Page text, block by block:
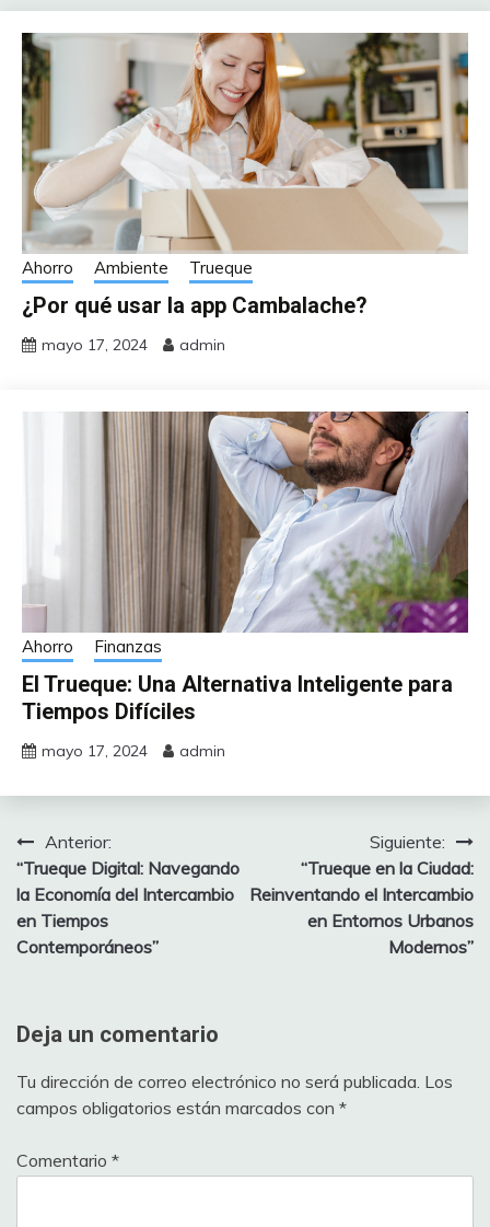
Ahorro Ambiente Trueque
¿Por qué usar la app Cambalache?
mayo 17, 2024 admin
Ahorro Finanzas
El Trueque: Una Alternativa Inteligente para
Tiempos Difíciles
mayo 17, 2024 admin
Navegación
de
entradas
Anterior:
“Trueque Digital: Navegando
la Economía del Intercambio
en Tiempos
Contemporáneos”
Siguiente:
“Trueque en la Ciudad:
Reinventando el Intercambio
en Entornos Urbanos
Modernos”
Deja un comentario
Tu dirección de correo electrónico no será publicada. Los
campos obligatorios están marcados con *
Comentario *